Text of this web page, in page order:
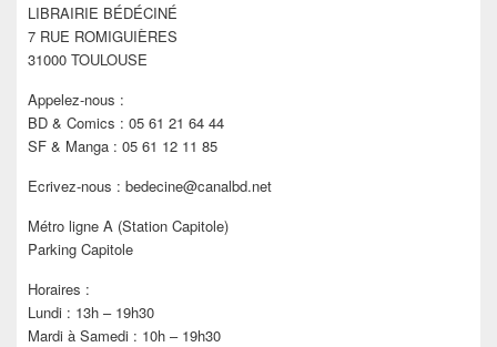
barre
latérale
LIBRAIRIE BÉDÉCINÉ
7 RUE ROMIGUIÈRES
31000 TOULOUSE
Appelez-nous :
BD & Comics : 05 61 21 64 44
SF & Manga : 05 61 12 11 85
Ecrivez-nous : bedecine@canalbd.net
Métro ligne A (Station Capitole)
Parking Capitole
Horaires :
Lundi : 13h – 19h30
Mardi à Samedi : 10h – 19h30